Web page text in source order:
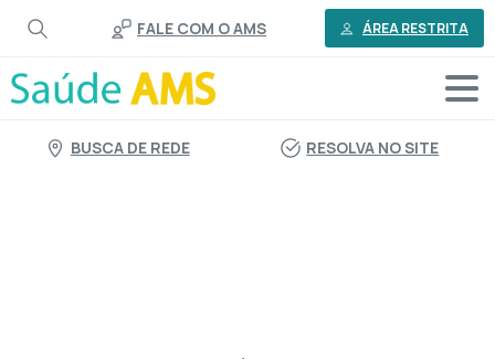
conteúdo
FALE COM O AMS ÁREA RESTRITA
BUSCA DE REDE RESOLVA NO SITE